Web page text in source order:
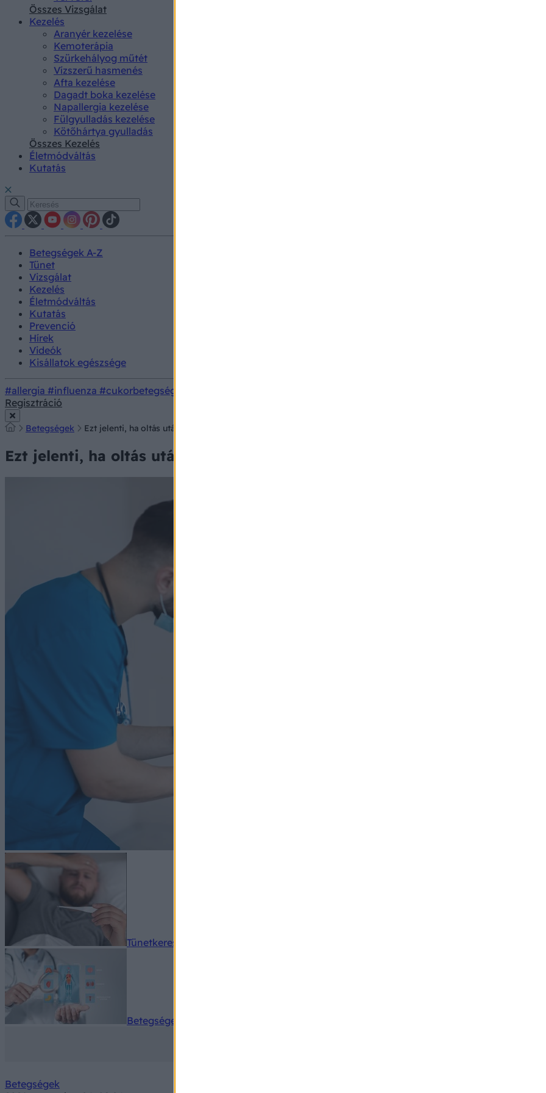
Összes Vizsgálat
Kezelés
Aranyér kezelése
Kemoterápia
Szürkehályog műtét
Vízszerű hasmenés
Afta kezelése
Dagadt boka kezelése
Napallergia kezelése
Fülgyulladás kezelése
Kötőhártya gyulladás
Összes Kezelés
Életmódváltás
Kutatás
Betegségek A-Z
Tünet
Vizsgálat
Kezelés
Életmódváltás
Kutatás
Prevenció
Hírek
Videók
Kisállatok egészsége
#allergia #influenza #cukorbetegség
Regisztráció
Betegségek Ezt jelenti, ha oltás után nincs semmilyen oltási tünete
Ezt jelenti, ha oltás után nincs semmilyen oltási tünete
Tünetkereső
Betegségek A-Z
Betegségek